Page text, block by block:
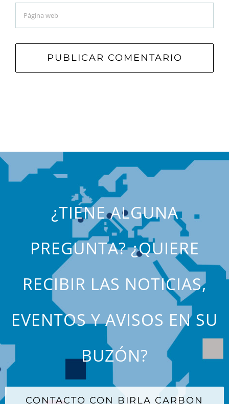
¿TIENE ALGUNA
PREGUNTA? ¿QUIERE
RECIBIR LAS NOTICIAS,
EVENTOS Y AVISOS EN SU
BUZÓN?
CONTACTO CON BIRLA CARBON